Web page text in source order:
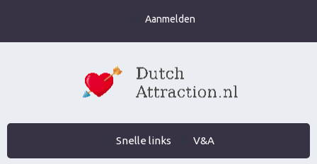
Aanmelden
Snelle links V&A